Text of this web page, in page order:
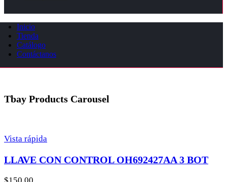
Inicio
Tienda
Catálogo
Contáctanos
Tbay Products Carousel
Vista rápida
LLAVE CON CONTROL OH692427AA 3 BOT